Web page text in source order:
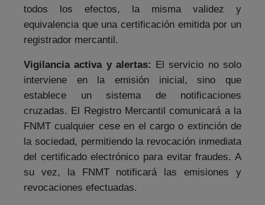
todos los efectos, la misma validez y
equivalencia que una certificación emitida por un
registrador mercantil.
Vigilancia activa y alertas: El servicio no solo
interviene en la emisión inicial, sino que
establece un sistema de notificaciones
cruzadas. El Registro Mercantil comunicará a la
FNMT cualquier cese en el cargo o extinción de
la sociedad, permitiendo la revocación inmediata
del certificado electrónico para evitar fraudes. A
su vez, la FNMT notificará las emisiones y
revocaciones efectuadas.